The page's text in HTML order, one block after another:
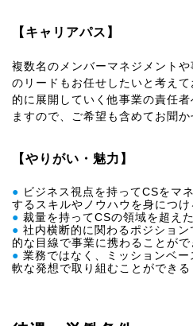
【キャリアパス】
複数名のメンバーマネジメント
のリードもお任せしたいと考え
的に展開していく他事業の責任
ますので、ご希望も含めてお聞か
【やりがい・魅力】
● ビジネス視点を持ってCSをマ
するスキルやノウハウを身につけ
● 裁量を持ってCSの領域を超え
● 社内横断的に関わるポジショ
的な目線で事業に携わることがで
● 業務ではなく、ミッションベ
軟な発想で取り組むことができる